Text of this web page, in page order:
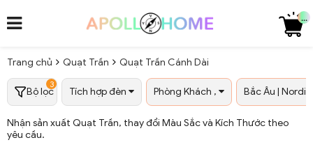
...
Trang chủ Quạt Trần Quạt Trần Cánh Dài
Bộ lọc
3
Tích hợp đèn Phòng Khách , Bắc Âu |
Nhận sản xuất Quạt Trần, thay đổi Màu Sắc và Kích Thước theo
yêu cầu.